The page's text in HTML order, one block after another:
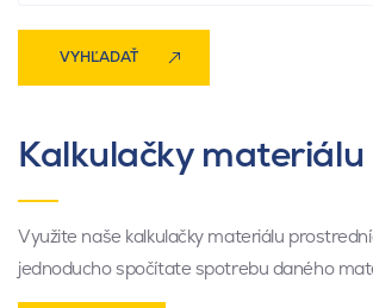
VYHĽADAŤ
Kalkulačky materiálu
Využite naše kalkulačky materiálu
jednoducho spočítate spotrebu daného